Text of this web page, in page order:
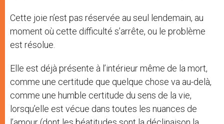
Cette joie n’est pas réservée au seul lendemain, au
moment où cette difficulté s’arrête, ou le problème
est résolue.
Elle est déjà présente à l’intérieur même de la mort,
comme une certitude que quelque chose va au-delà,
comme une humble certitude du sens de la vie,
lorsqu’elle est vécue dans toutes les nuances de